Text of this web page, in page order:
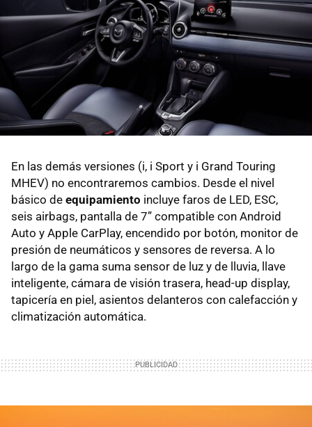
En las demás versiones (i, i Sport y i Grand Touring
MHEV) no encontraremos cambios. Desde el nivel
básico de equipamiento incluye faros de LED, ESC,
seis airbags, pantalla de 7” compatible con Android
Auto y Apple CarPlay, encendido por botón, monitor de
presión de neumáticos y sensores de reversa. A lo
largo de la gama suma sensor de luz y de lluvia, llave
inteligente, cámara de visión trasera, head-up display,
tapicería en piel, asientos delanteros con calefacción y
climatización automática.